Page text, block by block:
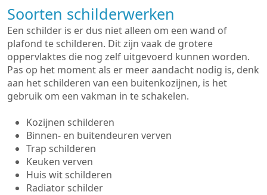
Soorten schilderwerken
Een schilder is er dus niet alleen om een wand of
plafond te schilderen. Dit zijn vaak de grotere
oppervlaktes die nog zelf uitgevoerd kunnen worden.
Pas op het moment als er meer aandacht nodig is, denk
aan het schilderen van een buitenkozijnen, is het
gebruik om een vakman in te schakelen.
Kozijnen schilderen
Binnen- en buitendeuren verven
Trap schilderen
Keuken verven
Huis wit schilderen
Radiator schilder